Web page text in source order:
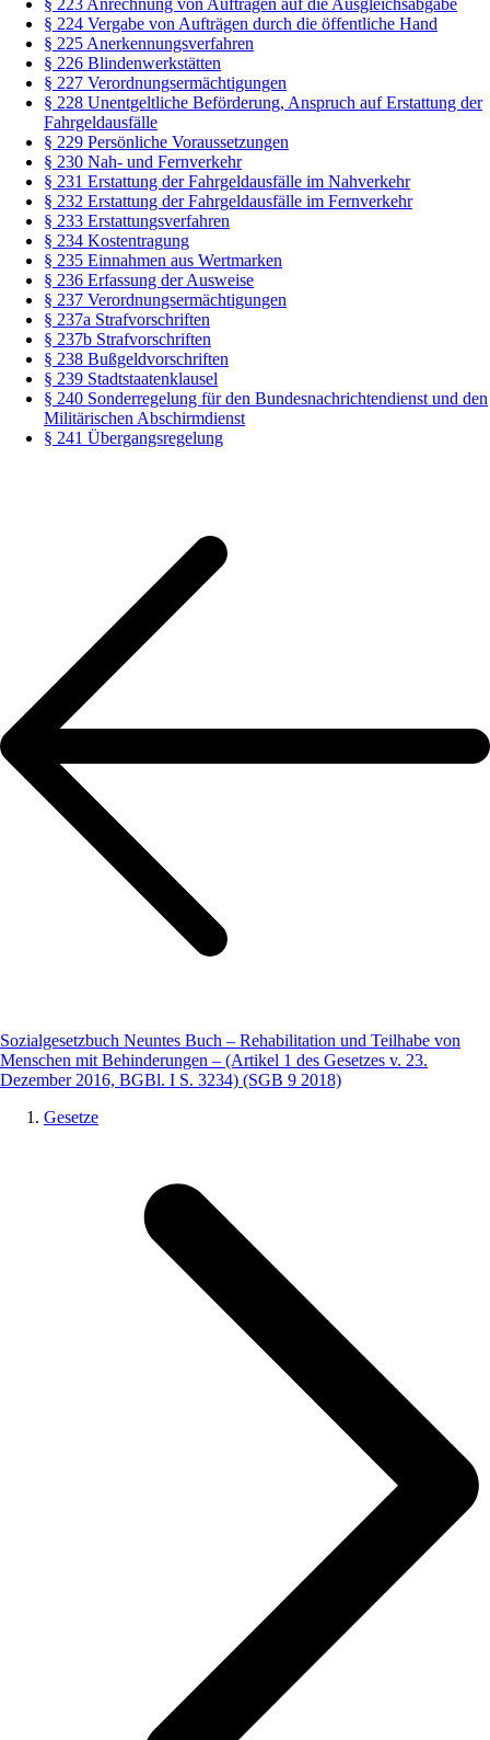
§ 223 Anrechnung von Aufträgen auf die Ausgleichsabgabe
§ 224 Vergabe von Aufträgen durch die öffentliche Hand
§ 225 Anerkennungsverfahren
§ 226 Blindenwerkstätten
§ 227 Verordnungsermächtigungen
§ 228 Unentgeltliche Beförderung, Anspruch auf Erstattung der
Fahrgeldausfälle
§ 229 Persönliche Voraussetzungen
§ 230 Nah- und Fernverkehr
§ 231 Erstattung der Fahrgeldausfälle im Nahverkehr
§ 232 Erstattung der Fahrgeldausfälle im Fernverkehr
§ 233 Erstattungsverfahren
§ 234 Kostentragung
§ 235 Einnahmen aus Wertmarken
§ 236 Erfassung der Ausweise
§ 237 Verordnungsermächtigungen
§ 237a Strafvorschriften
§ 237b Strafvorschriften
§ 238 Bußgeldvorschriften
§ 239 Stadtstaatenklausel
§ 240 Sonderregelung für den Bundesnachrichtendienst und den
Militärischen Abschirmdienst
§ 241 Übergangsregelung
Sozialgesetzbuch Neuntes Buch – Rehabilitation und Teilhabe von
Menschen mit Behinderungen – (Artikel 1 des Gesetzes v. 23.
Dezember 2016, BGBl. I S. 3234) (SGB 9 2018)
Gesetze